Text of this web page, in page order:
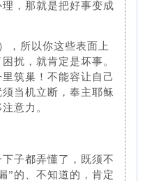
，那就是把好事变成
，所以你这些表面上
扰，就肯定是坏事。
筑巢！不能容让自己
当机立断，奉主耶稣
意力。
子都弄懂了，既须不
”的、不知道的，肯定